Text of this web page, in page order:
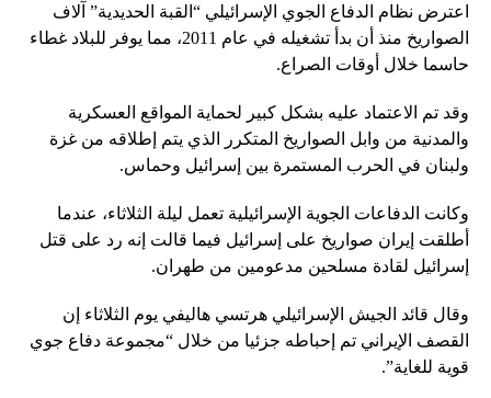
اعترض نظام الدفاع الجوي الإسرائيلي “القبة الحديدية” آلاف
الصواريخ منذ أن بدأ تشغيله في عام 2011، مما يوفر للبلاد غطاء
حاسما خلال أوقات الصراع.
وقد تم الاعتماد عليه بشكل كبير لحماية المواقع العسكرية
والمدنية من وابل الصواريخ المتكرر الذي يتم إطلاقه من غزة
ولبنان في الحرب المستمرة بين إسرائيل وحماس.
وكانت الدفاعات الجوية الإسرائيلية تعمل ليلة الثلاثاء، عندما
أطلقت إيران صواريخ على إسرائيل فيما قالت إنه رد على قتل
إسرائيل لقادة مسلحين مدعومين من طهران.
وقال قائد الجيش الإسرائيلي هرتسي هاليفي يوم الثلاثاء إن
القصف الإيراني تم إحباطه جزئيا من خلال “مجموعة دفاع جوي
قوية للغاية”.